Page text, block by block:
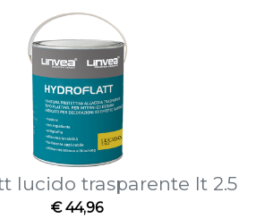
lucido trasparente lt 2.5
€ 44,96